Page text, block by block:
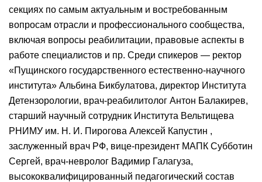
секциях по самым актуальным и востребованным
вопросам отрасли и профессионального сообщества,
включая вопросы реабилитации, правовые аспекты в
работе специалистов и пр. Среди спикеров — ректор
«Пущинского государственного естественно-научного
института» Альбина Бикбулатова, директор Института
Детензорологии, врач-реабилитолог Антон Балакирев,
старший научный сотрудник Института Вельтищева
РНИМУ им. Н. И. Пирогова Алексей Капустин ,
заслуженный врач РФ, вице-президент МАПК Субботин
Сергей, врач-невролог Вадимир Галагуза,
высококвалифицированный педагогический состав